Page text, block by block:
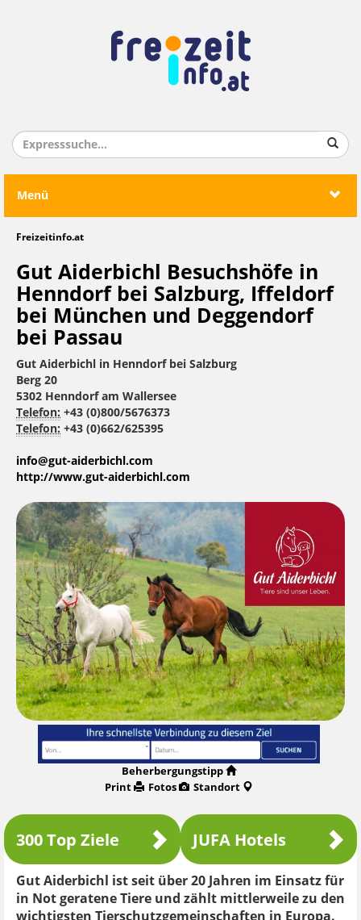
Menü
Freizeitinfo.at
Gut Aiderbichl Besuchshöfe in
Henndorf bei Salzburg, Iffeldorf
bei München und Deggendorf
bei Passau
Gut Aiderbichl in Henndorf bei Salzburg
Berg 20
5302 Henndorf am Wallersee
Telefon: +43 (0)800/5676373
Telefon: +43 (0)662/625395
info@gut-aiderbichl.com
http://www.gut-aiderbichl.com
Beherbergungstipp
Print
Fotos Standort
300 Top Ziele JUFA Hotels
Gut Aiderbichl ist seit über 20 Jahren im Einsatz für
in Not geratene Tiere und zählt mittlerweile zu den
wichtigsten Tierschutzgemeinschaften in Europa.